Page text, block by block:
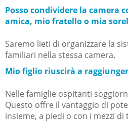
Posso condividere la camera
amica, mio fratello o mia
Saremo lieti di organizzare la
familiari nella stessa camera.
Mio figlio riuscirà a
Nelle famiglie ospitanti
Questo offre il vantaggio di
insieme, a piedi o con i mezzi